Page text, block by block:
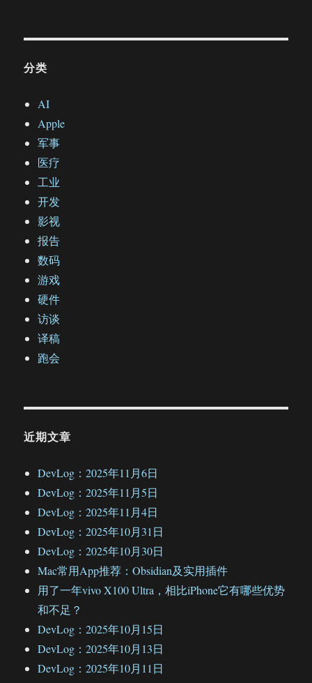
分类
AI
Apple
军事
医疗
工业
开发
影视
报告
数码
游戏
硬件
访谈
译稿
跑会
近期文章
DevLog：2025年11月6日
DevLog：2025年11月5日
DevLog：2025年11月4日
DevLog：2025年10月31日
DevLog：2025年10月30日
Mac常用App推荐：Obsidian及实用插件
用了一年vivo X100 Ultra，相比iPhone它有哪些优势
和不足？
DevLog：2025年10月15日
DevLog：2025年10月13日
DevLog：2025年10月11日